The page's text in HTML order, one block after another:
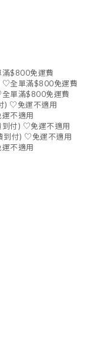
$800免運費
♡全單滿$800免運費
單滿$800免運費
) ♡免運不適用
不適用
到付) ♡免運不適用
到付) ♡免運不適用
不適用